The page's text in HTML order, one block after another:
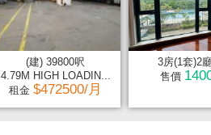
(建) 39800呎
4.79M HIGH LOADIN...
租金 $472500/月
3房(1套)2
售價